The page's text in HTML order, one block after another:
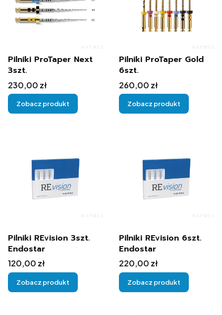
Pilniki ProTaper Next
3szt.
Cena
230,00 zł
Zobacz produkt
Pilniki ProTaper Gold
6szt.
Cena
260,00 zł
Zobacz produkt
Pilniki REvision 3szt.
Endostar
Cena
120,00 zł
Zobacz produkt
Pilniki REvision 6szt.
Endostar
Cena
220,00 zł
Zobacz produkt